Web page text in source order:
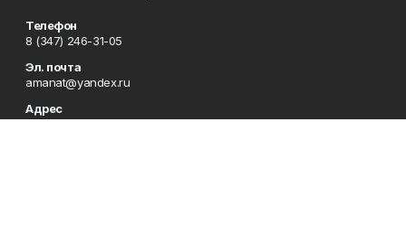
Телефон
8 (347) 246-31-05
Эл. почта
amanat@yandex.ru
Адрес
450079, Республика Башкортостан, г. Уфа, ул. 50-летия